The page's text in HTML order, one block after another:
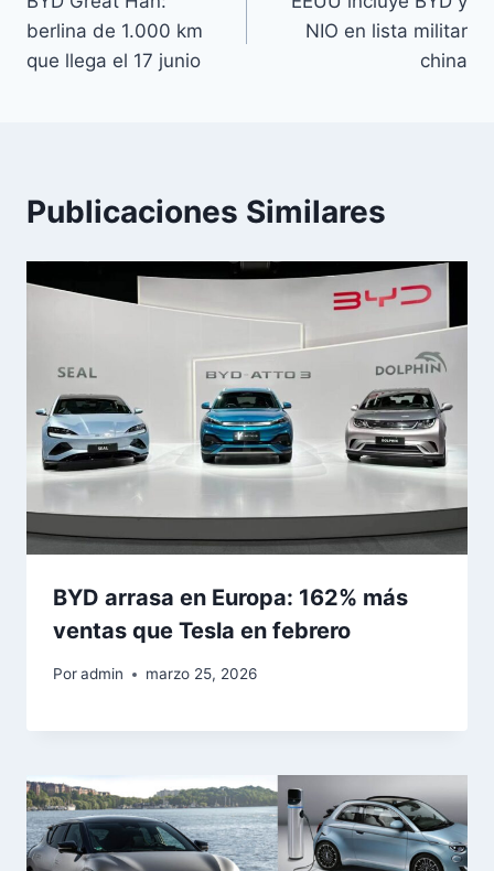
de
entradas
berlina de 1.000 km
que llega el 17 junio
NIO en lista militar
china
Publicaciones Similares
BYD arrasa en Europa: 162% más
ventas que Tesla en febrero
Poradmin marzo 25, 2026